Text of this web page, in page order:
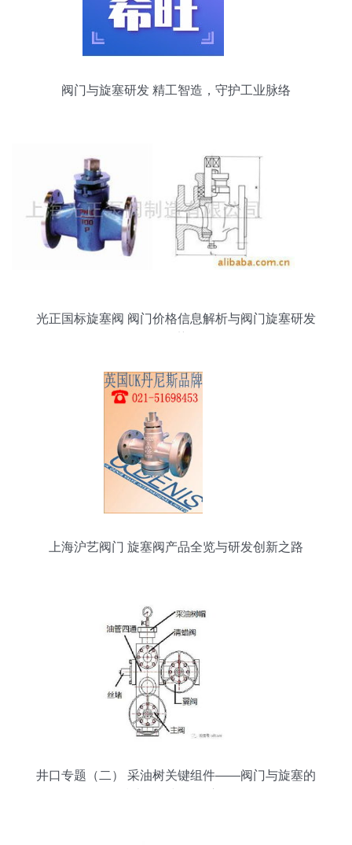
阀门与旋塞研发 精工智造，守护工业脉络
光正国标旋塞阀 阀门价格信息解析与阀门旋塞研发
上海沪艺阀门 旋塞阀产品全览与研发创新之路
井口专题（二） 采油树关键组件——阀门与旋塞的